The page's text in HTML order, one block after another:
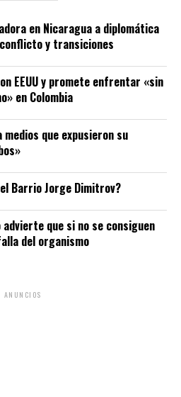
en Nicaragua a diplomática
y transiciones
EEUU y promete enfrentar «sin
en Colombia
que expusieron su
Barrio Jorge Dimitrov?
que si no se consiguen
del organismo
ANUNCIOS